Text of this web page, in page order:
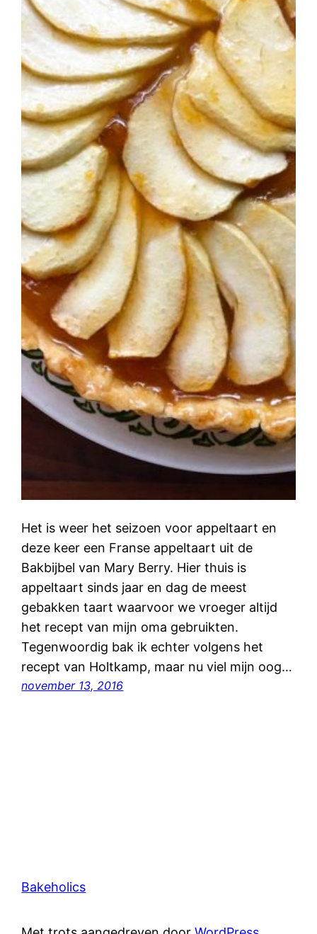
Het is weer het seizoen voor appeltaart en
deze keer een Franse appeltaart uit de
Bakbijbel van Mary Berry. Hier thuis is
appeltaart sinds jaar en dag de meest
gebakken taart waarvoor we vroeger altijd
het recept van mijn oma gebruikten.
Tegenwoordig bak ik echter volgens het
recept van Holtkamp, maar nu viel mijn oog…
november 13, 2016
Bakeholics